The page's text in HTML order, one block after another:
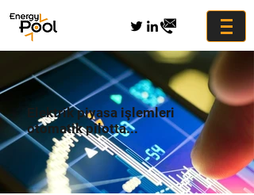
Elektrik piyasa işlemleri
otomatik pilotta...